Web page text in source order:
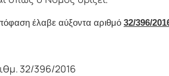
έλαβε αύξοντα αριθμό 32/396/
32/396/2016